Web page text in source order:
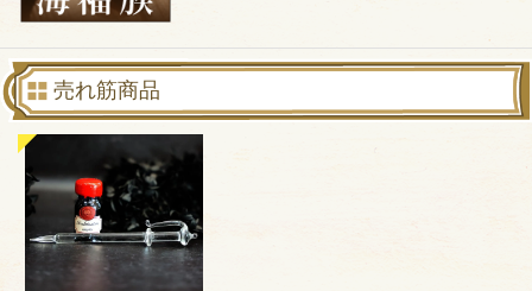
売れ筋商品